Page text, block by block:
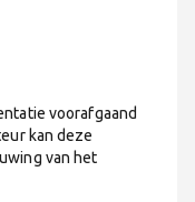
voorafgaand
kan deze
van het